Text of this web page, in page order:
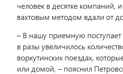
человек в десятке компаний,
вахтовым методом вдали от
– В нашу приемную поступает
в разы увеличилось
воркутинских поездах,
или домой, – пояснил